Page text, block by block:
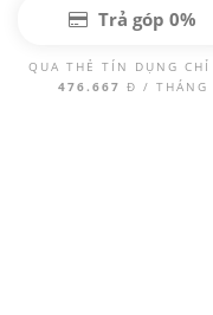
Trả góp 0%
QUA THẺ TÍN DỤNG CHỈ
476.667 Đ / THÁNG